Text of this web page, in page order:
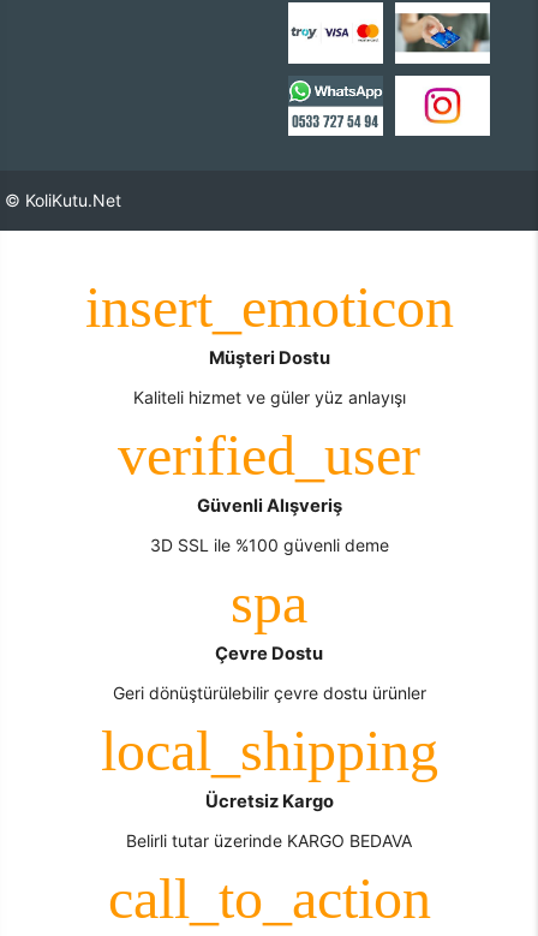
© KoliKutu.Net
Müşteri Dostu
Kaliteli hizmet ve güler yüz anlayışı
Güvenli Alışveriş
3D SSL ile %100 güvenli deme
Çevre Dostu
Geri dönüştürülebilir çevre dostu ürünler
Ücretsiz Kargo
Belirli tutar üzerinde KARGO BEDAVA